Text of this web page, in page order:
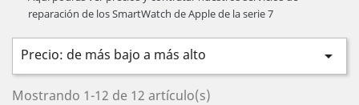
reparación de los SmartWatch de Apple de la serie 7
Precio: de más bajo a más alto 
Mostrando 1-12 de 12 artículo(s)